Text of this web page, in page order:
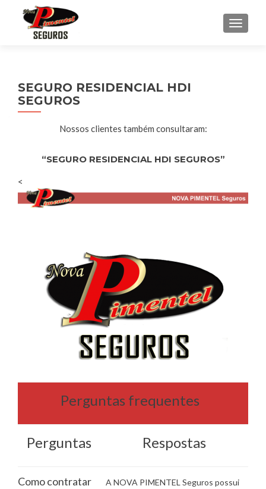
SEGURO RESIDENCIAL HDI
SEGUROS
Nossos clientes também consultaram:
“SEGURO RESIDENCIAL HDI SEGUROS”
<
Perguntas frequentes
Perguntas Respostas
Como contratar
A NOVA PIMENTEL Seguros possui